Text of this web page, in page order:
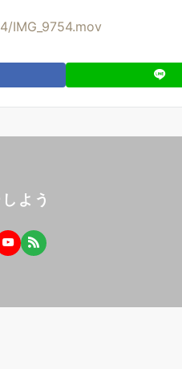
IMG_9754.mov
よう